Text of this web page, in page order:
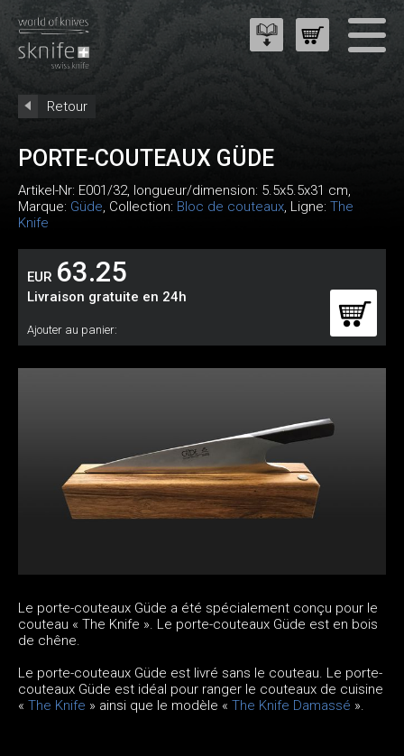
Retour
PORTE-COUTEAUX GÜDE
Artikel-Nr: E001/32, longueur/dimension: 5.5x5.5x31 cm,
Marque: Güde, Collection: Bloc de couteaux, Ligne: The
Knife
EUR 63.25
Livraison gratuite en 24h
Ajouter au panier:
Le porte-couteaux Güde a été spécialement conçu pour le
couteau « The Knife ». Le porte-couteaux Güde est en bois
de chêne.
Le porte-couteaux Güde est livré sans le couteau. Le porte-
couteaux Güde est idéal pour ranger le couteaux de cuisine
« The Knife » ainsi que le modèle « The Knife Damassé ».